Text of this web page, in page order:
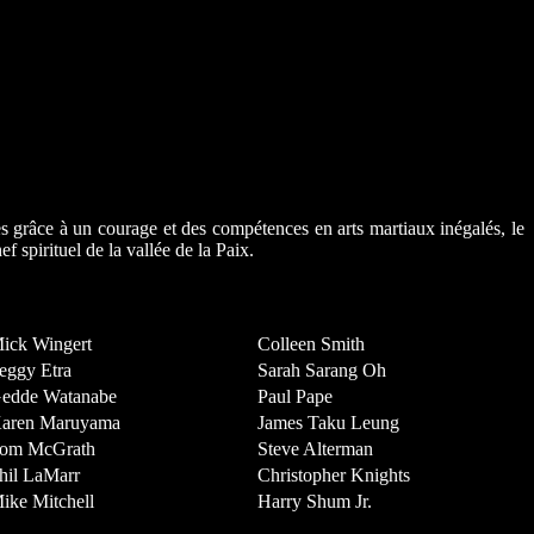
à un courage et des compétences en arts martiaux inégalés, le
spirituel de la vallée de la Paix.
Wingert
Etra
Watanabe
Maruyama
McGrath
LaMarr
Mitchell
Colleen Smith
Sarah Sarang Oh
Paul Pape
James Taku Leung
Steve Alterman
Christopher Knights
Harry Shum Jr.